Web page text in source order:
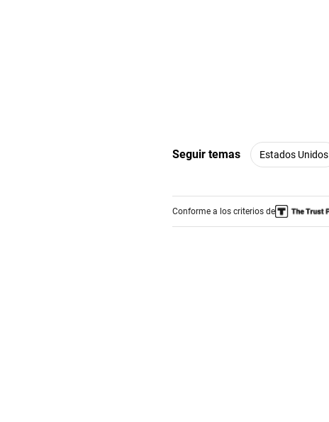
Seguir temas Estados Unidos
Conforme a los criterios de